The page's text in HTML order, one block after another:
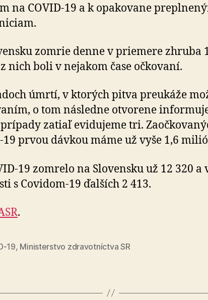
na COVID-19 a k opakovane
zomrie denne v priemere zhruba
nich boli v nejakom čase očkovaní.
úmrtí, v ktorých pitva preukáže
o tom následne otvorene
zatiaľ evidujeme tri.
19 prvou dávkou máme už vyše 1,6
19 zomrelo na Slovensku už 12 320 a
s Covidom-19 ďalších 2 413.
.
19, Ministerstvo zdravotníctva SR